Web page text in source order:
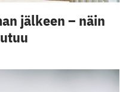
jälkeen – näin